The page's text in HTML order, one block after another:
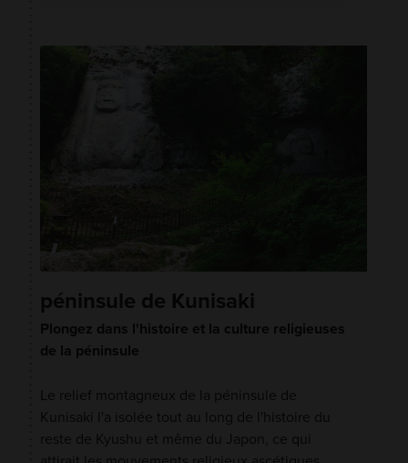
péninsule de Kunisaki
Plongez dans l'histoire et la culture religieuses
de la péninsule
Le relief montagneux de la péninsule de
Kunisaki l'a isolée tout au long de l'histoire du
reste de Kyushu et même du Japon, ce qui